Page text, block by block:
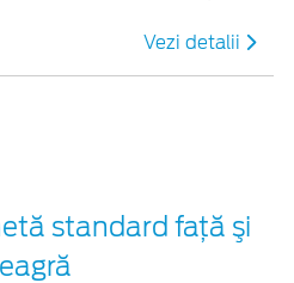
Vezi detalii
standard faţă şi